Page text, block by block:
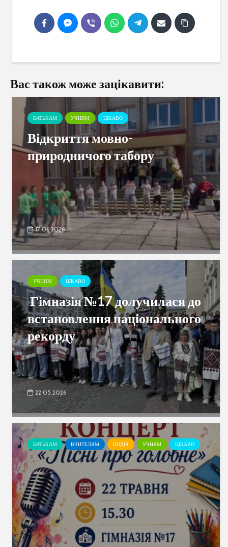
Вас також може зацікавити:
БАТЬКАМ УЧНЯМ ЦІКАВО
Відкриття мовно-
природничого табору
17.06.2026
УЧНЯМ ЦІКАВО
Гімназія №17 долучилася до
встановлення національного
рекорду
22.05.2026
БАТЬКАМ ВЧИТЕЛЯМ ПОДІЯ УЧНЯМ ЦІКАВО